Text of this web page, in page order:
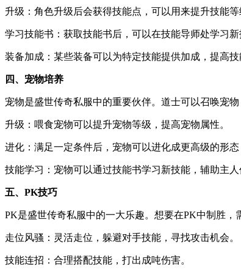
升级：角色升级后会获得技能点，可以用来提升技能等
学习技能书：获取技能书后，可以在技能导师处学习新
装备加成：某些装备可以为特定技能提供加成，提高技
四、宠物培养
宠物是盛世传奇私服中的重要伙伴。道士可以召唤宠
升级：喂食宠物可以提升宠物等级，提高宠物属性。
进化：满足一定条件后，宠物可以进化成更高级的形态
技能学习：宠物可以通过技能书学习新技能，辅助主人
五、PK技巧
PK是盛世传奇私服中的一大乐趣。想要在PK中制胜，
走位风骚：灵活走位，躲避对手技能，寻找攻击机会。
技能连招：合理搭配技能，打出成吨伤害。